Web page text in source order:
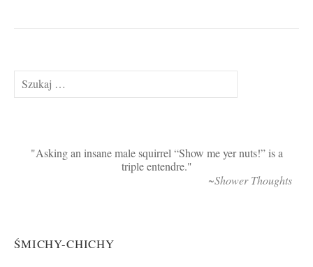
Szukaj:
Asking an insane male squirrel “Show me yer nuts!” is a
triple entendre.
~Shower Thoughts
ŚMICHY-CHICHY